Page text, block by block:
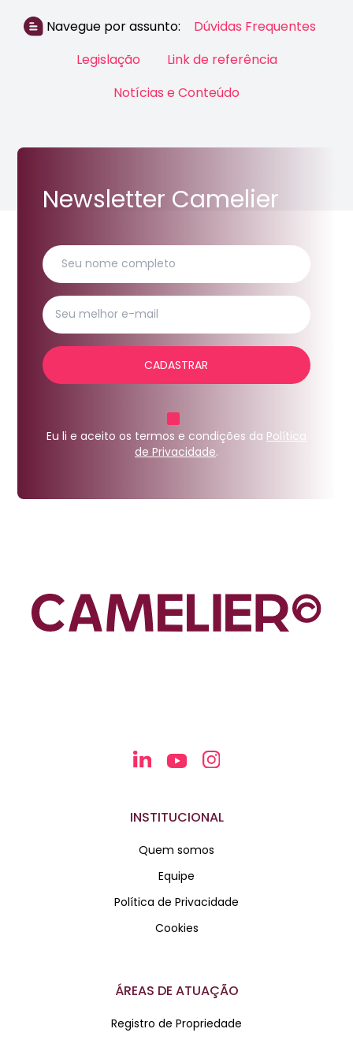
Navegue por assunto:
Dúvidas Frequentes
Legislação
Link de referência
Notícias e Conteúdo
Newsletter Camelier
CADASTRAR
Eu li e aceito os termos e condições da Política
de Privacidade.
INSTITUCIONAL
Quem somos
Equipe
Política de Privacidade
Cookies
ÁREAS DE ATUAÇÃO
Registro de Propriedade